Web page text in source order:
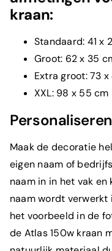
kraan:
Standaard: 41 x
Groot: 62 x 35
Extra groot: 73 x
XXL: 98 x 55 cm
Maak de decoratie
eigen naam of
naam in in het vak en
naam wordt verwerkt
het voorbeeld in de
de Atlas 150w kraan